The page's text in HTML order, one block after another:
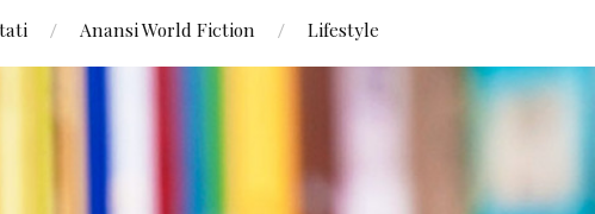
Anansi World Fiction Lifestyle